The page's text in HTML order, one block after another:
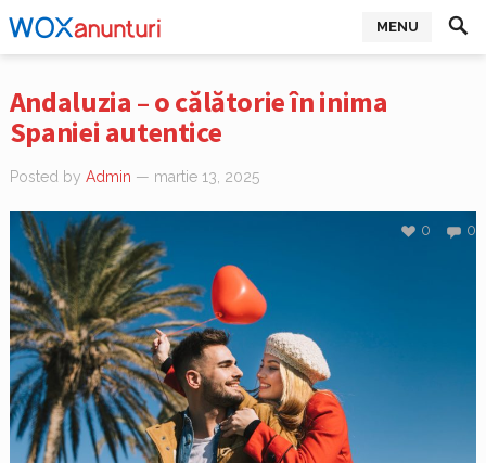
MENU
Andaluzia – o călătorie în inima
Spaniei autentice
Posted by Admin — martie 13, 2025
0
0